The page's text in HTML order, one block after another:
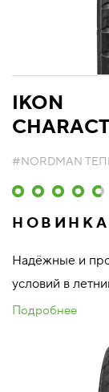
IKON
#NORDMAN
НОВИНКА
Надёжные и
условий в
Подробнее